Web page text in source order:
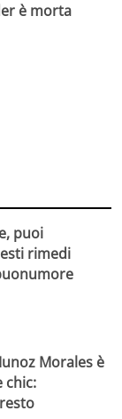
è morta
puoi
rimedi
Morales è
chic: